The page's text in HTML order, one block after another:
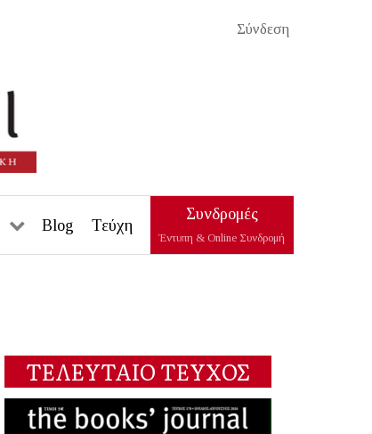
Σύνδεση
Blog Τεύχη
Συνδρομές
Έντυπη & Online Συνδρομή
ΤΕΛΕΥΤΑΙΟ ΤΕΥΧΟΣ